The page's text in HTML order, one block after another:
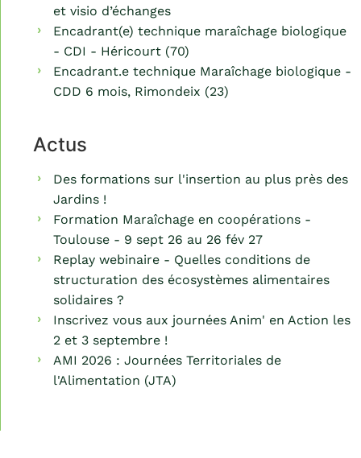
et visio d’échanges
Encadrant(e) technique maraîchage biologique
- CDI - Héricourt (70)
Encadrant.e technique Maraîchage biologique -
CDD 6 mois, Rimondeix (23)
Actus
Des formations sur l'insertion au plus près des
Jardins !
Formation Maraîchage en coopérations -
Toulouse - 9 sept 26 au 26 fév 27
Replay webinaire - Quelles conditions de
structuration des écosystèmes alimentaires
solidaires ?
Inscrivez vous aux journées Anim' en Action les
2 et 3 septembre !
AMI 2026 : Journées Territoriales de
l'Alimentation (JTA)